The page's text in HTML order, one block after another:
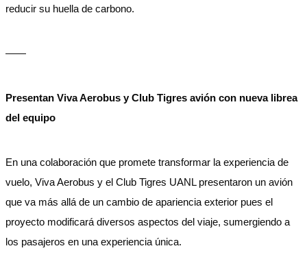
reducir su huella de carbono.
——
Presentan Viva Aerobus y Club Tigres avión con nueva librea
del equipo
En una colaboración que promete transformar la experiencia de
vuelo, Viva Aerobus y el Club Tigres UANL presentaron un avión
que va más allá de un cambio de apariencia exterior pues el
proyecto modificará diversos aspectos del viaje, sumergiendo a
los pasajeros en una experiencia única.